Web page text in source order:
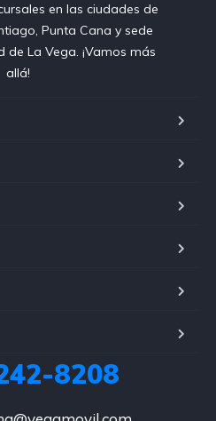
en las ciudades de
Punta Cana y sede
de La Vega. ¡Vamos más
allá!
8208